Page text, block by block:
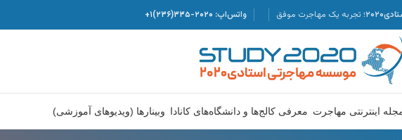
تجربه یک مهاجرت موفق واتس‌اپ: ۲۰۲۰-۳۳۵(۲۳۶)۱+
اینترنتی مهاجرت معرفی کالج‌ها و دانشگاه‌های کانادا وبینارها (ویدیوهای آموزشی)